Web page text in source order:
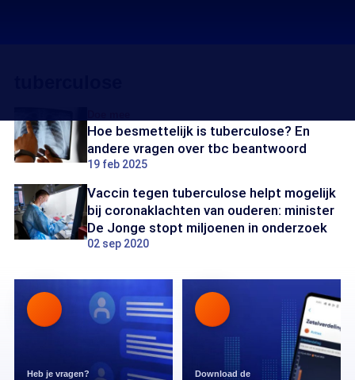
Hoe besmettelijk is tuberculose? En
andere vragen over tbc beantwoord
19 feb 2025
Vaccin tegen tuberculose helpt mogelijk
bij coronaklachten van ouderen: minister
De Jonge stopt miljoenen in onderzoek
02 sep 2020
Heb je vragen? Download de